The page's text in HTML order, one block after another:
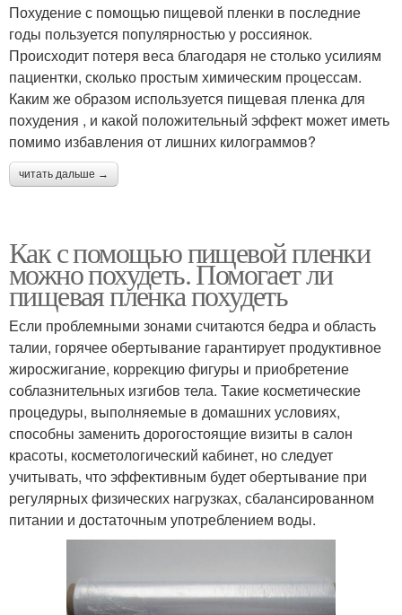
Похудение с помощью пищевой пленки в последние
годы пользуется популярностью у россиянок.
Происходит потеря веса благодаря не столько усилиям
пациентки, сколько простым химическим процессам.
Каким же образом используется пищевая пленка для
похудения , и какой положительный эффект может иметь
помимо избавления от лишних килограммов?
читать дальше →
Как с помощью пищевой пленки
можно похудеть. Помогает ли
пищевая пленка похудеть
Если проблемными зонами считаются бедра и область
талии, горячее обертывание гарантирует продуктивное
жиросжигание, коррекцию фигуры и приобретение
соблазнительных изгибов тела. Такие косметические
процедуры, выполняемые в домашних условиях,
способны заменить дорогостоящие визиты в салон
красоты, косметологический кабинет, но следует
учитывать, что эффективным будет обертывание при
регулярных физических нагрузках, сбалансированном
питании и достаточным употреблением воды.